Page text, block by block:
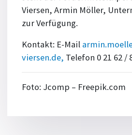
Viersen, Armin Möller,
zur Verfügung.
Kontakt: E-Mail
viersen.de, Telefon 0 21 62 /
Foto: Jcomp – Freepik.com